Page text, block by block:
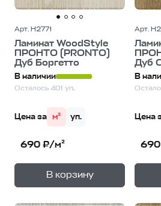
Арт. H2771
Ламинат WoodStyle
ПРОНТО (PRONTO)
Дуб Боргетто
В наличии
Осталось 401 уп.
Цена за м² уп.
690 ₽/м²
В корзину
— 1уп.
Арт.
Дуб
В
Цена